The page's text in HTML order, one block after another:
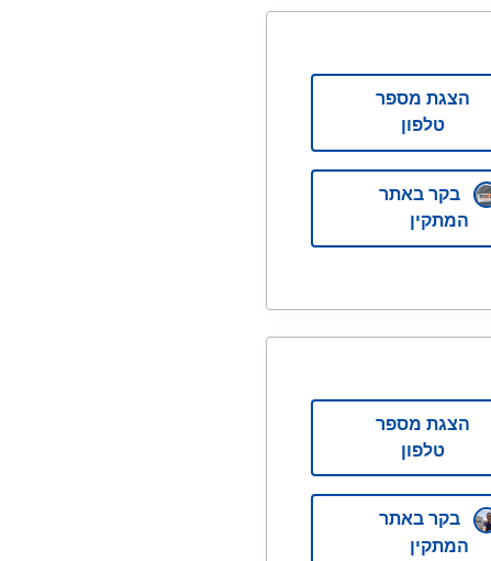
הצגת מספר
טלפון
בקר באתר
המתקין
הצגת מספר
טלפון
בקר באתר
המתקין